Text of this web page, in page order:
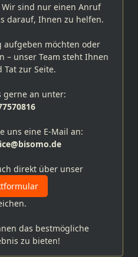
Wir sind nur einen Anruf
darauf, Ihnen zu helfen.
aufgeben möchten oder
– unser Team steht Ihnen
Tat zur Seite.
gerne an unter:
uns eine E-Mail an:
direkt über unser
das bestmögliche
zu bieten!